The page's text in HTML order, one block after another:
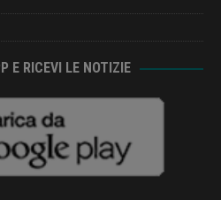
E RICEVI LE NOTIZIE